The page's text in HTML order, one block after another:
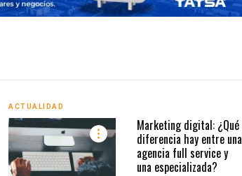
ACTUALIDAD
Marketing digital: ¿Qué
diferencia hay entre una
agencia full service y
una especializada?